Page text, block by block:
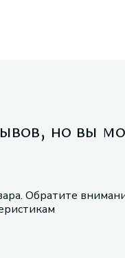
но вы
Обратите